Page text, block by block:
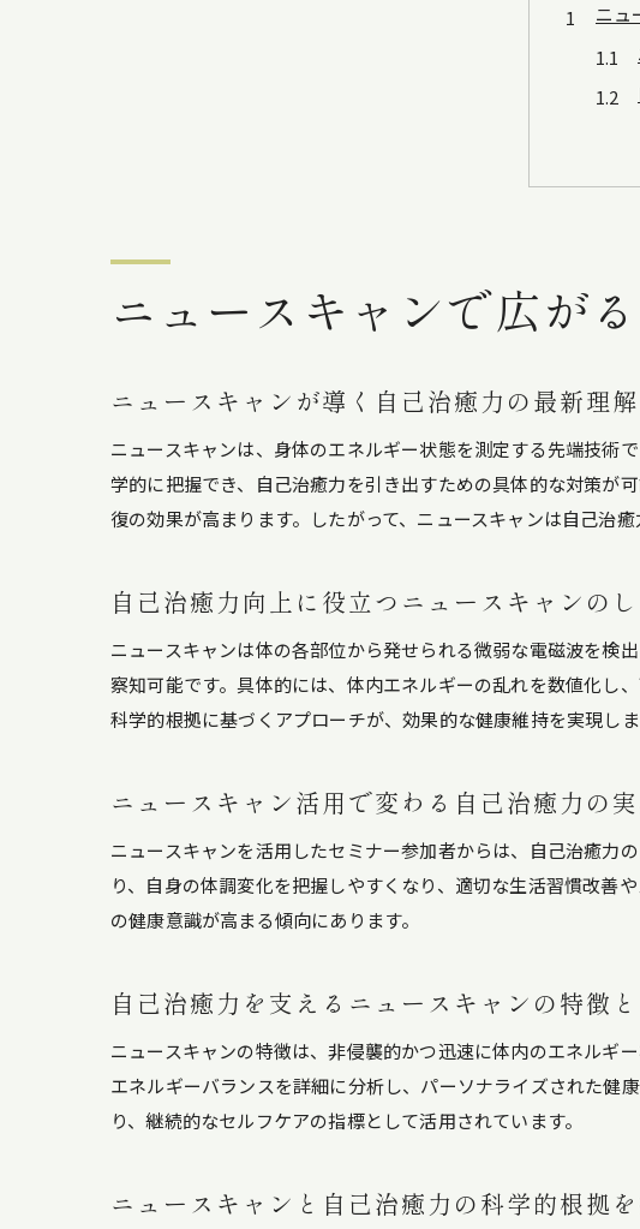
ニュ
自
セミ
ニュースキャンで広が
ニュースキャンが導く自己治癒力の最新理解
ニュースキャンは、身体のエネルギー状態を測定する先端技術
学的に把握でき、自己治癒力を引き出すための具体的な対策が
復の効果が高まります。したがって、ニュースキャンは自己治
自己治癒力向上に役立つニュースキャンの
ニュースキャンは体の各部位から発せられる微弱な電磁波を検
察知可能です。具体的には、体内エネルギーの乱れを数値化し
科学的根拠に基づくアプローチが、効果的な健康維持を実現しま
ニュースキャン活用で変わる自己治癒力の
ニュースキャンを活用したセミナー参加者からは、自己治癒力
り、自身の体調変化を把握しやすくなり、適切な生活習慣改善
の健康意識が高まる傾向にあります。
自己治癒力を支えるニュースキャンの特徴
ニュースキャンの特徴は、非侵襲的かつ迅速に体内のエネルギ
エネルギーバランスを詳細に分析し、パーソナライズされた健
り、継続的なセルフケアの指標として活用されています。
ニュースキャンと自己治癒力の科学的根拠を